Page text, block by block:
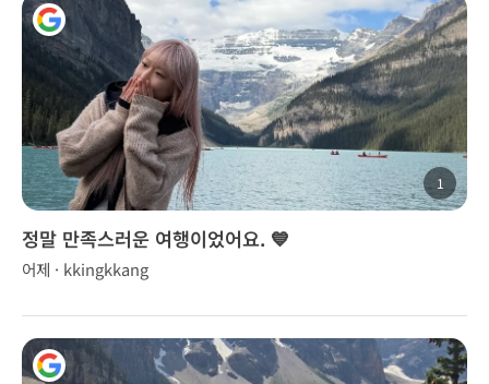
1
정말 만족스러운 여행이었어요. 💙
어제 · kkingkkang